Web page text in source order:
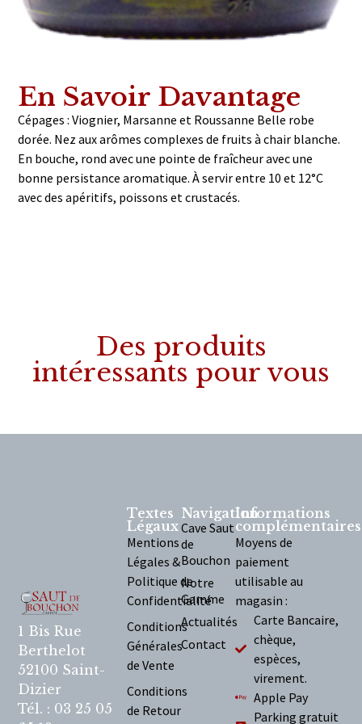
En Savoir Davantage
Cépages : Viognier, Marsanne et Roussanne Belle robe
dorée. Nez aux arômes complexes de fruits à chair blanche.
En bouche, rond avec une pointe de fraîcheur avec une
bonne persistance aromatique. À servir entre 10 et 12°C
avec des apéritifs, poissons et crustacés.
Des produits
intéressants pour vous
1 Bis Rue
Berthelot
52100 Saint-
Dizier
Tél. : 03 25 05
Navigation
Cave Saut
de
Bouchon
Notre
Gamme
Actualités
Contact
Textes
Légaux
Mentions
Légales &
Politique de
Confidentialité
Conditions
Générales
de Vente
Conditions
de Retour
Informations
complémentaires
Moyens de
paiement
utilisable au
magasin :
Carte Bancaire,
chèque,
espèces,
virement.
Apple Pay
Parking gratuit